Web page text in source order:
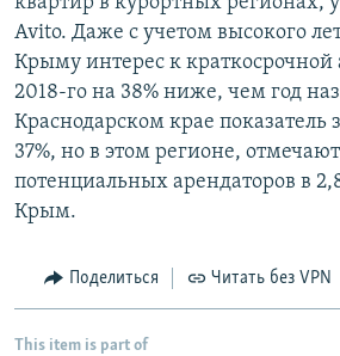
Avito. Даже с учетом высокого
Крыму интерес к
2018-го на 38% ниже, чем год
Краснодарском крае показатель
37%, но в этом регионе,
потенциальных арендаторов в
Крым.
Поделиться Читать без VPN
This item is part of